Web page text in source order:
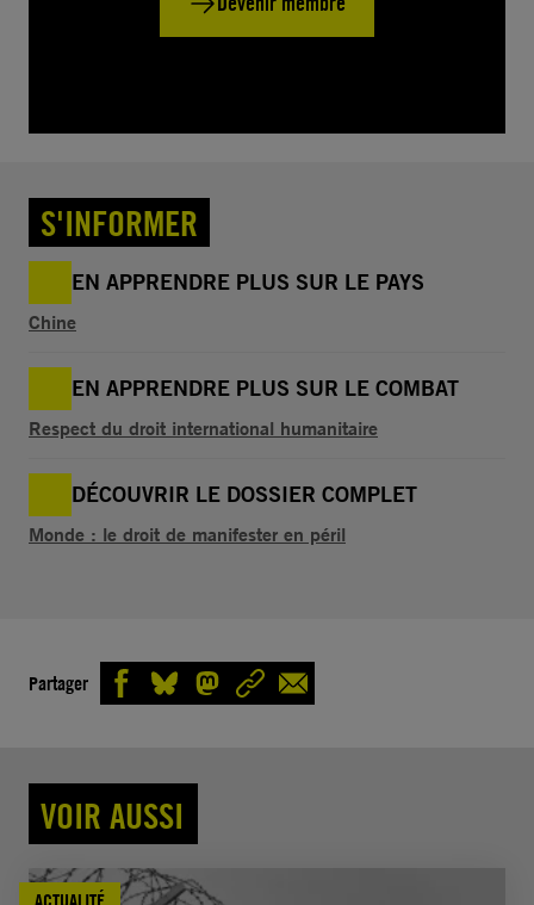
S'INFORMER
EN APPRENDRE PLUS SUR LE PAYS
Chine
EN APPRENDRE PLUS SUR LE COMBAT
Respect du droit international humanitaire
DÉCOUVRIR LE DOSSIER COMPLET
Monde : le droit de manifester en péril
Partager
VOIR AUSSI